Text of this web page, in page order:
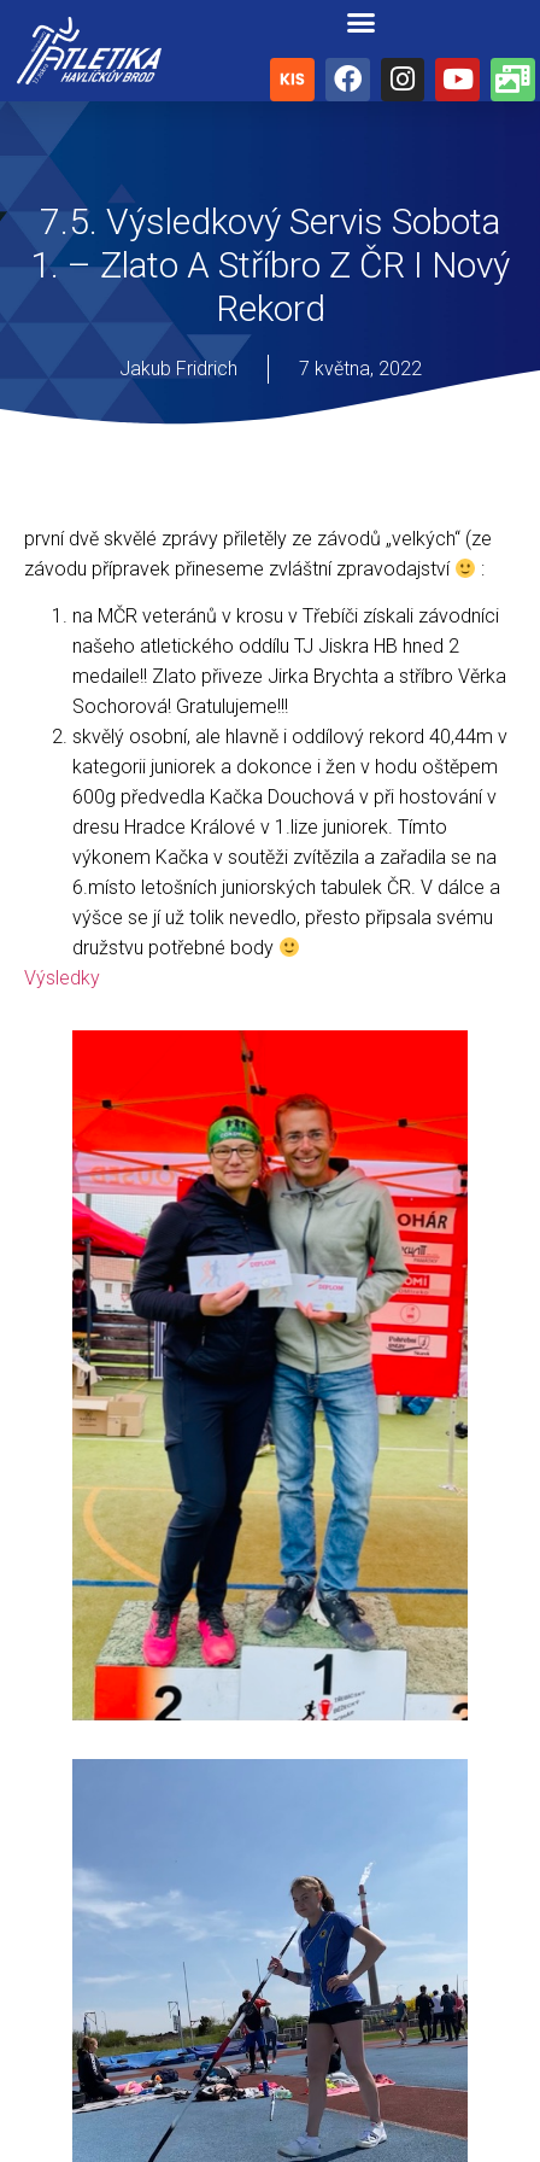
7.5. Výsledkový Servis Sobota
1. – Zlato A Stříbro Z ČR I Nový
Rekord
Jakub Fridrich 7 května, 2022
první dvě skvělé zprávy přiletěly ze závodů „velkých“ (ze
závodu přípravek přineseme zvláštní zpravodajství
:
na MČR veteránů v krosu v Třebíči získali závodníci
našeho atletického oddílu TJ Jiskra HB hned 2
medaile!! Zlato přiveze Jirka Brychta a stříbro Věrka
Sochorová! Gratulujeme!!!
skvělý osobní, ale hlavně i oddílový rekord 40,44m v
kategorii juniorek a dokonce i žen v hodu oštěpem
600g předvedla Kačka Douchová v při hostování v
dresu Hradce Králové v 1.lize juniorek. Tímto
výkonem Kačka v soutěži zvítězila a zařadila se na
6.místo letošních juniorských tabulek ČR. V dálce a
výšce se jí už tolik nevedlo, přesto připsala svému
družstvu potřebné body
Výsledky